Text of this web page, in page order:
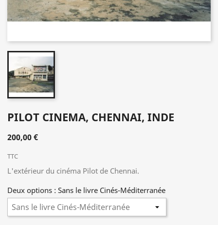
PILOT CINEMA, CHENNAI, INDE
200,00 €
TTC
L'extérieur du cinéma Pilot de Chennai.
Deux options : Sans le livre Cinés-Méditerranée